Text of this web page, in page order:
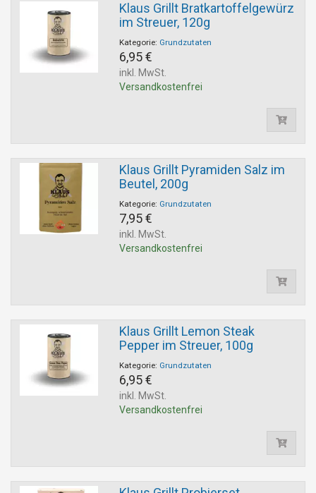
Klaus Grillt Bratkartoffelgewürz
im Streuer, 120g
Kategorie: Grundzutaten
6,95 €
inkl. MwSt.
Versandkostenfrei
Klaus Grillt Pyramiden Salz im
Beutel, 200g
Kategorie: Grundzutaten
7,95 €
inkl. MwSt.
Versandkostenfrei
Klaus Grillt Lemon Steak
Pepper im Streuer, 100g
Kategorie: Grundzutaten
6,95 €
inkl. MwSt.
Versandkostenfrei